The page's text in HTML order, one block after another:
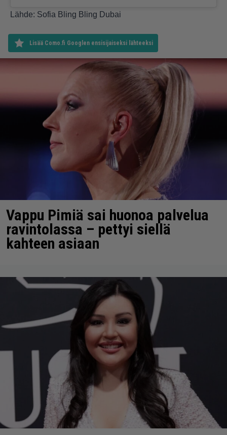
Lähde: Sofia Bling Bling Dubai
Lisää Como.fi Googlen ensisijaiseksi lähteeksi
Vappu Pimiä sai huonoa palvelua
ravintolassa – pettyi siellä
kahteen asiaan